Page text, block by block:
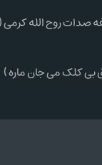
صدات روح الله کرمی (
بی کلک می جان ماره )